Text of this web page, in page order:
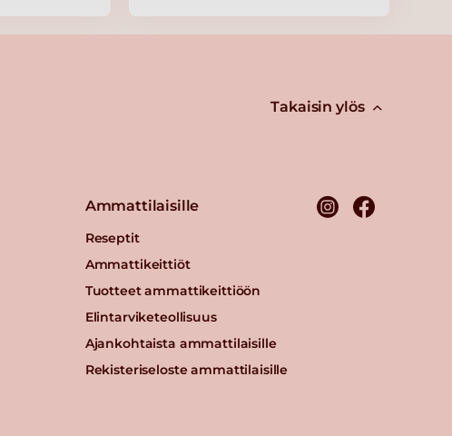
Takaisin ylös
Ammattilaisille
Reseptit
Ammattikeittiöt
Tuotteet ammattikeittiöön
Elintarviketeollisuus
Ajankohtaista ammattilaisille
Rekisteriseloste ammattilaisille